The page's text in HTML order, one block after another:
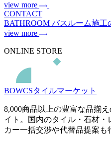
view more
CONTACT
BATHROOM バスルーム施工
view more
ONLINE STORE
BOWCSタイルマーケット
8,000商品以上の豊富な品揃
イト。国内のタイル・石材
カー一括交渉や代替品提案も